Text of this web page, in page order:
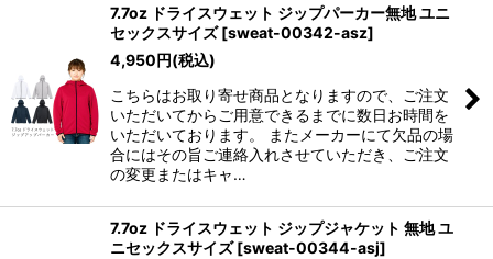
7.7oz ドライスウェット ジップパーカー無地 ユニ
セックスサイズ [sweat-00342-asz]
4,950円(税込)
こちらはお取り寄せ商品となりますので、ご注文
いただいてからご用意できるまでに数日お時間を
いただいております。 またメーカーにて欠品の場
合にはその旨ご連絡入れさせていただき、ご注文
の変更またはキャ…
7.7oz ドライスウェット ジップジャケット 無地 ユ
ニセックスサイズ [sweat-00344-asj]